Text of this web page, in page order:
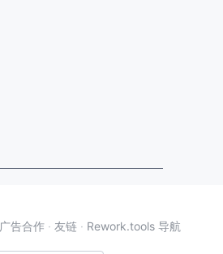
广告合作 · 友链 · Rework.tools 导航